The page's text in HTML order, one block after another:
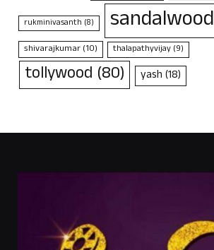
rukminivasanth (8) sandalwood
shivarajkumar(10) thalapathyvijay(9)
tollywood (80) yash(18)